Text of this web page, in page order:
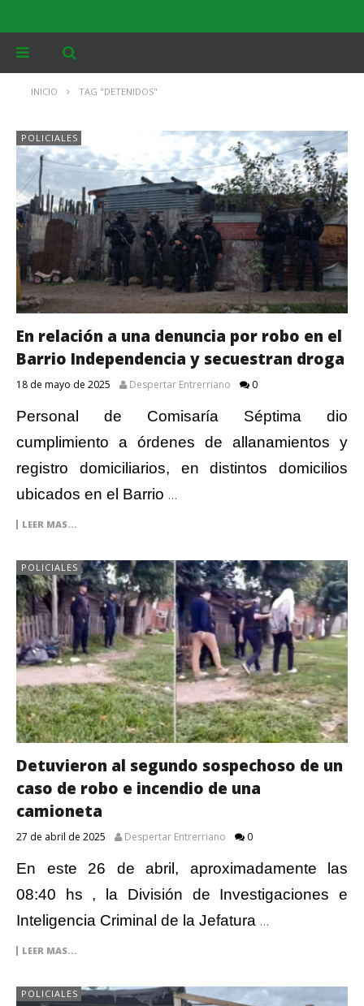
INICIO TAG "DETENIDOS"
POLICIALES
En relación a una denuncia por robo en el
Barrio Independencia y secuestran droga
18 de mayo de 2025 Despertar Entrerriano 0
Personal de Comisaría Séptima dio
cumplimiento a órdenes de allanamientos y
registro domiciliarios, en distintos domicilios
ubicados en el Barrio …
LEER MAS...
POLICIALES
Detuvieron al segundo sospechoso de un
caso de robo e incendio de una
camioneta
27 de abril de 2025 Despertar Entrerriano 0
En este 26 de abril, aproximadamente las
08:40 hs , la División de Investigaciones e
Inteligencia Criminal de la Jefatura …
LEER MAS...
POLICIALES